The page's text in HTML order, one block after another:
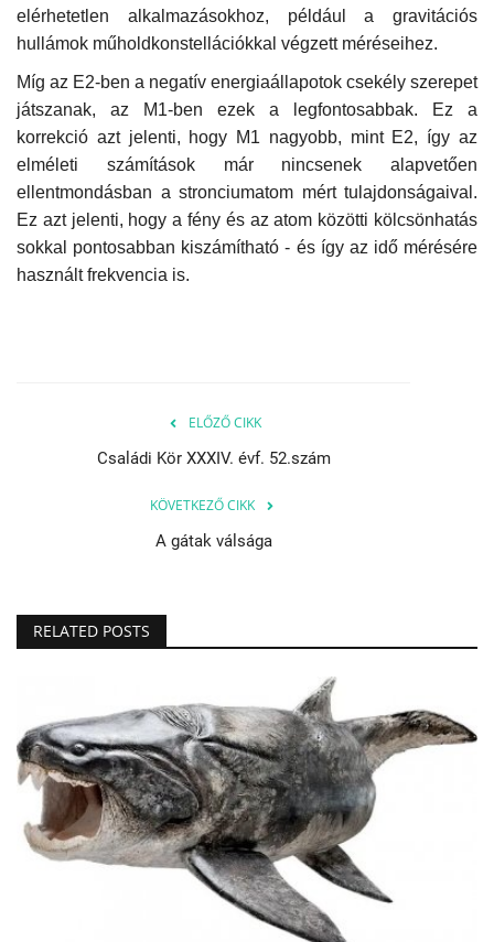
Magyar Deutsch English
elérhetetlen alkalmazásokhoz, például a gravitációs
hullámok műholdkonstellációkkal végzett méréseihez.
Míg az E2-ben a negatív energiaállapotok csekély szerepet
játszanak, az M1-ben ezek a legfontosabbak. Ez a
korrekció azt jelenti, hogy M1 nagyobb, mint E2, így az
elméleti számítások már nincsenek alapvetően
ellentmondásban a stronciumatom mért tulajdonságaival.
Ez azt jelenti, hogy a fény és az atom közötti kölcsönhatás
sokkal pontosabban kiszámítható - és így az idő mérésére
használt frekvencia is.
ELŐZŐ CIKK
Családi Kör XXXIV. évf. 52.szám
KÖVETKEZŐ CIKK
A gátak válsága
RELATED POSTS